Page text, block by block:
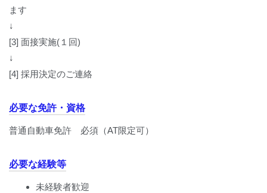
ます
↓
[3] 面接実施(１回)
↓
[4] 採用決定のご連絡
必要な免許・資格
普通自動車免許 必須（AT限定可）
必要な経験等
未経験者歓迎